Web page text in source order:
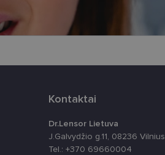
Kontaktai
Dr.Lensor Lietuva
J.Galvydžio g.11, 08236 Vilnius
Tel.: +370 69660004
atsitiktinai
Patobulinant
vartotojo